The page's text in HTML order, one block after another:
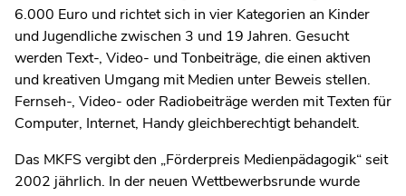
6.000 Euro und richtet sich in vier Kategorien an Kinder
und Jugendliche zwischen 3 und 19 Jahren. Gesucht
werden Text-, Video- und Tonbeiträge, die einen aktiven
und kreativen Umgang mit Medien unter Beweis stellen.
Fernseh-, Video- oder Radiobeiträge werden mit Texten für
Computer, Internet, Handy gleichberechtigt behandelt.
Das MKFS vergibt den „Förderpreis Medienpädagogik“ seit
2002 jährlich. In der neuen Wettbewerbsrunde wurde